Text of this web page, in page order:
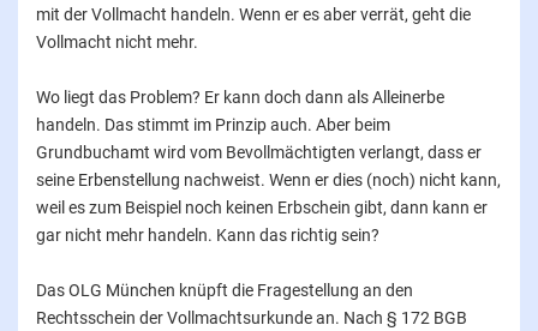
mit der Vollmacht handeln. Wenn er es aber verrät, geht die
Vollmacht nicht mehr.
Wo liegt das Problem? Er kann doch dann als Alleinerbe
handeln. Das stimmt im Prinzip auch. Aber beim
Grundbuchamt wird vom Bevollmächtigten verlangt, dass er
seine Erbenstellung nachweist. Wenn er dies (noch) nicht kann,
weil es zum Beispiel noch keinen Erbschein gibt, dann kann er
gar nicht mehr handeln. Kann das richtig sein?
Das OLG München knüpft die Fragestellung an den
Rechtsschein der Vollmachtsurkunde an. Nach § 172 BGB